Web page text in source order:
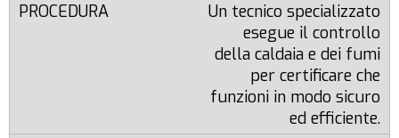
Un tecnico specializzato
esegue il controllo
della caldaia e dei fumi
per certificare che
funzioni in modo sicuro
ed efficiente.